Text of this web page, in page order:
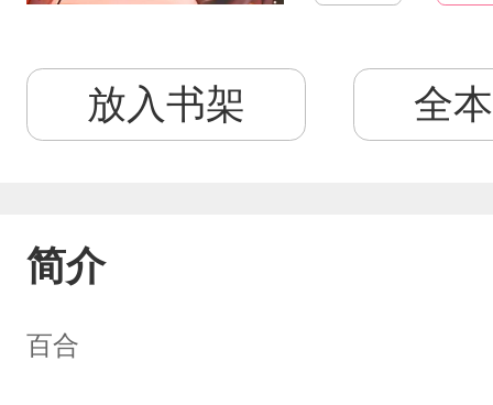
放入书架 全
简介
百合